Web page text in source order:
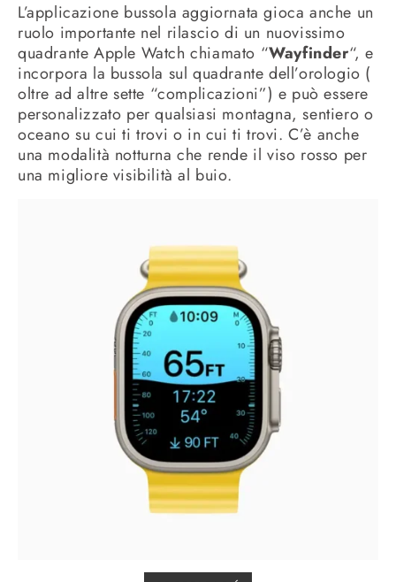
L’applicazione bussola aggiornata gioca anche un
ruolo importante nel rilascio di un nuovissimo
quadrante Apple Watch chiamato “Wayfinder“, e
incorpora la bussola sul quadrante dell’orologio (
oltre ad altre sette “complicazioni”) e può essere
personalizzato per qualsiasi montagna, sentiero o
oceano su cui ti trovi o in cui ti trovi. C’è anche
una modalità notturna che rende il viso rosso per
una migliore visibilità al buio.